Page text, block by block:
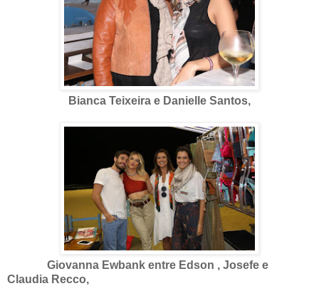
Bianca Teixeira e Danielle Santos,
Giovanna Ewbank entre Edson , Josefe e
Claudia Recco,